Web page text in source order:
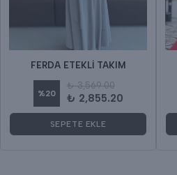
FERDA ETEKLİ TAKIM
%20
₺ 3,569.00
₺ 2,855.20
SEPETE EKLE